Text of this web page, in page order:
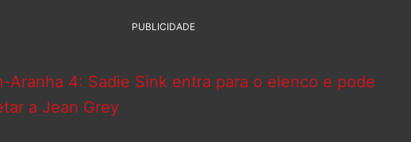
PUBLICIDADE
Aranha 4: Sadie Sink entra para o elenco e pode
a Jean Grey